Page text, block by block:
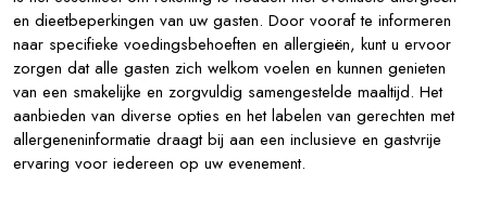
en dieetbeperkingen van uw gasten. Door vooraf te informeren
naar specifieke voedingsbehoeften en allergieën, kunt u ervoor
zorgen dat alle gasten zich welkom voelen en kunnen genieten
van een smakelijke en zorgvuldig samengestelde maaltijd. Het
aanbieden van diverse opties en het labelen van gerechten met
allergeneninformatie draagt bij aan een inclusieve en gastvrije
ervaring voor iedereen op uw evenement.